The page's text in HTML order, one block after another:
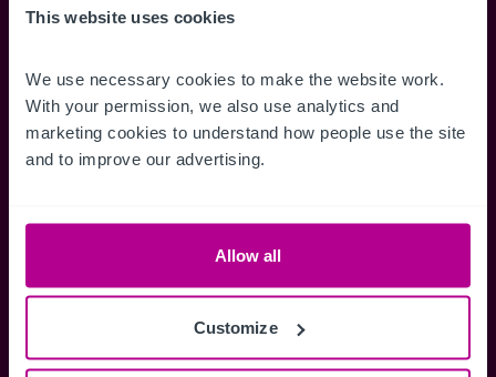
This website uses cookies
We use necessary cookies to make the website work.
With your permission, we also use analytics and
marketing cookies to understand how people use the site
and to improve our advertising.
Allow all
Customize
Zugriff auf alle
Informationen
Erhalten Sie Zugriff auf alle
Mitglieder.
Speichern
und einfach
Anmelden